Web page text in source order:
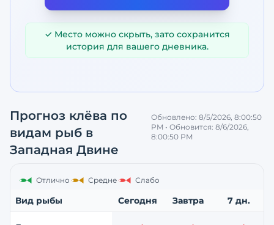
✓ Место можно скрыть, зато сохранится
история для вашего дневника.
Прогноз клёва по
видам рыб в
Западная Двине
Обновлено: 8/5/2026, 8:00:50
PM • Обновится: 8/6/2026,
8:00:50 PM
Отлично Средне Слабо
Вид рыбы Сегодня Завтра 7 дн.